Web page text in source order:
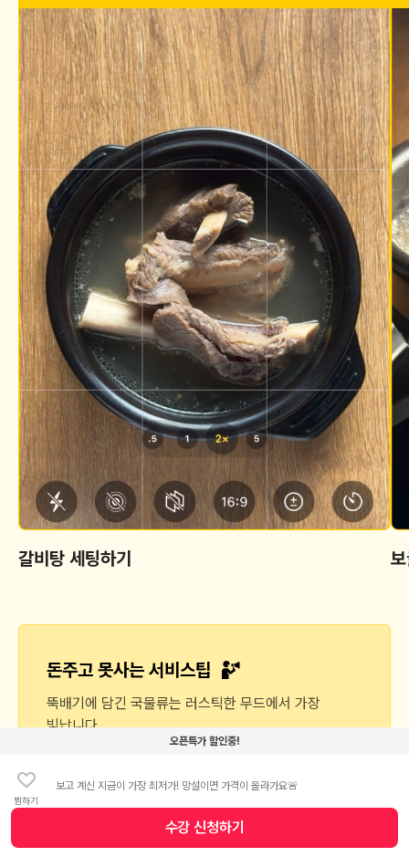
찜하기
오픈특가 할인중!
보고 계신 지금이 가장 최저가! 망설이면 가격이 올라가요🚨
수강 신청하기
갈비탕 세팅하기
돈주고 못사는 서비스팁
뚝배기에 담긴 국물류는 러스틱한 무드에서 가장
빛납니다.
(*러스틱 : 소박하고 꾸밈없는, 투박한)